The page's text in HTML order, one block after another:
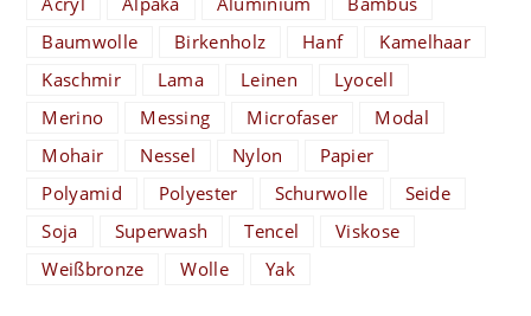
Baumwolle
Birkenholz Hanf
Kamelhaar
Kaschmir
Lama Leinen
Lyocell
Merino
Messing Microfaser
Modal
Mohair
Nessel Nylon
Papier
Polyamid
Polyester Schurwolle
Seide
Soja
Superwash Tencel
Viskose
Weißbronze
Wolle Yak